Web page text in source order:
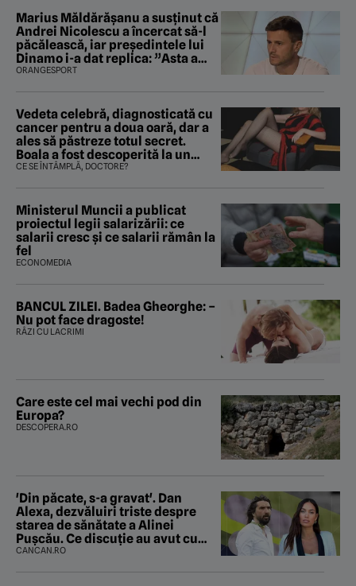
Marius Măldărăşanu a susţinut că
Andrei Nicolescu a încercat să-l
păcălească, iar preşedintele lui
Dinamo i-a dat replica: ”Asta a
fost istoria”
ORANGESPORT
Vedeta celebră, diagnosticată cu
cancer pentru a doua oară, dar a
ales să păstreze totul secret.
Boala a fost descoperită la un
control de rutină
CE SE ÎNTÂMPLĂ, DOCTORE?
Ministerul Muncii a publicat
proiectul legii salarizării: ce
salarii cresc și ce salarii rămân la
fel
ECONOMEDIA
BANCUL ZILEI. Badea Gheorghe: –
Nu pot face dragoste!
RÂZI CU LACRIMI
Care este cel mai vechi pod din
Europa?
DESCOPERA.RO
'Din păcate, s-a gravat'. Dan
Alexa, dezvăluiri triste despre
starea de sănătate a Alinei
Pușcău. Ce discuție au avut cu
două zile în urmă
CANCAN.RO